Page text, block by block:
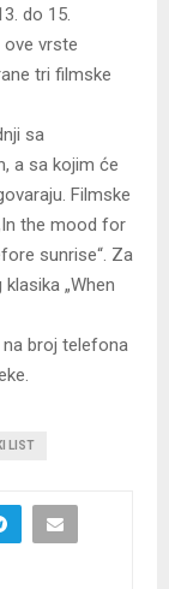
do 15.
ove vrste
tri filmske
sa
a sa kojim će
Filmske
the mood for
sunrise“. Za
„When
broj telefona
LIST